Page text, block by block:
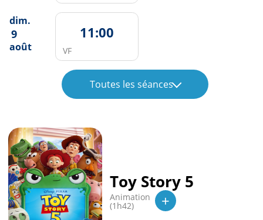
dim.
9
août
11:00
VF
Toutes les séances
Toy Story 5
Animation
(1h42) +